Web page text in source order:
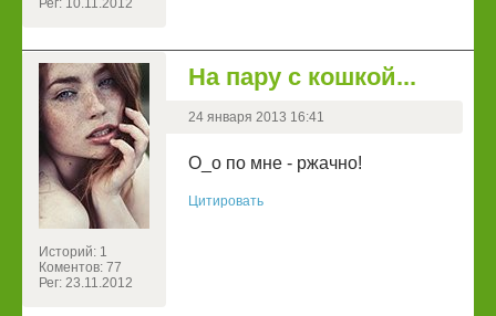
Рег: 10.11.2012
Историй: 1
Коментов: 77
Рег: 23.11.2012
На пару с кошкой...
24 января 2013 16:41
О_о по мне - ржачно!
Цитировать